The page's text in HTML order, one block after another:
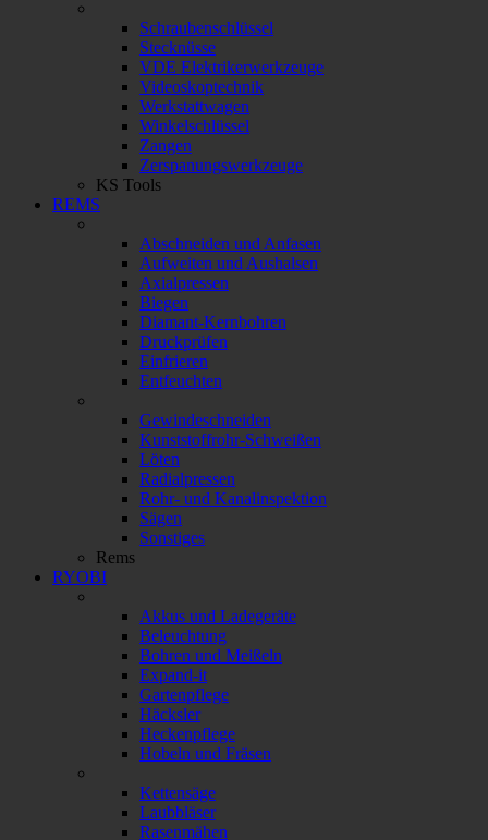
Schraubenschlüssel
Stecknüsse
VDE Elektrikerwerkzeuge
Videoskoptechnik
Werkstattwagen
Winkelschlüssel
Zangen
Zerspanungswerkzeuge
KS Tools
REMS
Abschneiden und Anfasen
Aufweiten und Aushalsen
Axialpressen
Biegen
Diamant-Kernbohren
Druckprüfen
Einfrieren
Entfeuchten
Gewindeschneiden
Kunststoffrohr-Schweißen
Löten
Radialpressen
Rohr- und Kanalinspektion
Sägen
Sonstiges
Rems
RYOBI
Akkus und Ladegeräte
Beleuchtung
Bohren und Meißeln
Expand-it
Gartenpflege
Häcksler
Heckenpflege
Hobeln und Fräsen
Kettensäge
Laubbläser
Rasenmähen